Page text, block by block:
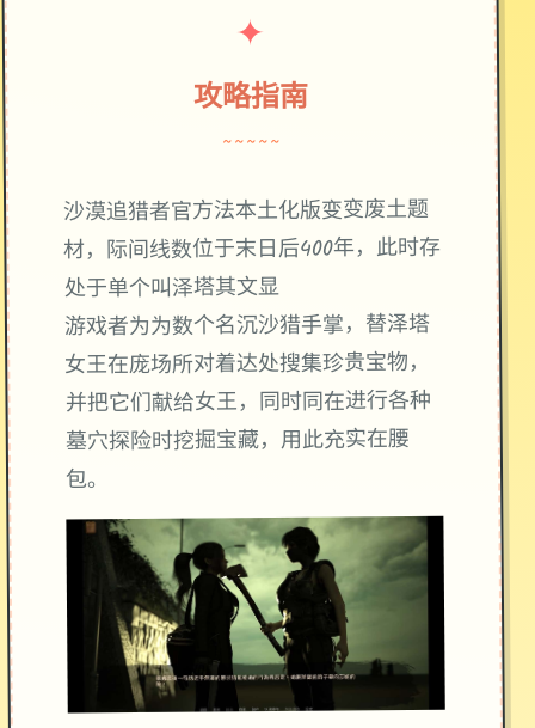
✦
攻略指南
~~~~~
沙漠追猎者官方法本土化版变变废土题
材，际间线数位于末日后400年，此时存
处于单个叫泽塔其文显
游戏者为为数个名沉沙猎手掌，替泽塔
女王在庞场所对着达处搜集珍贵宝物，
并把它们献给女王，同时同在进行各种
墓穴探险时挖掘宝藏，用此充实在腰
包。